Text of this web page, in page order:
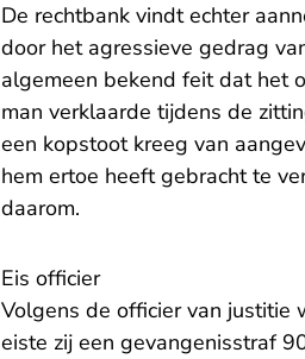
De rechtbank vindt echter
door het agressieve gedrag
algemeen bekend feit dat het
man verklaarde tijdens de
een kopstoot kreeg van
hem ertoe heeft gebracht te
daarom.
Eis officier
Volgens de officier van justitie
eiste zij een gevangenisstraf